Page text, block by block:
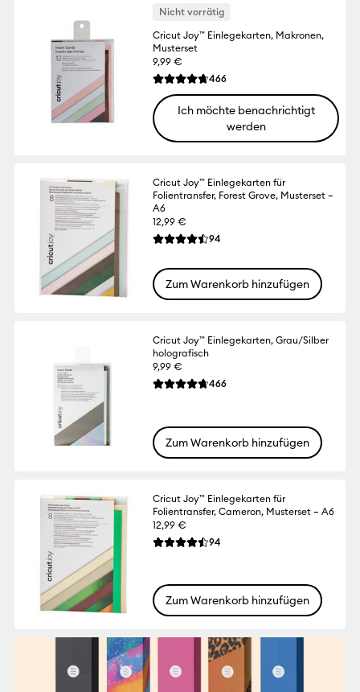
Nicht vorrätig
Cricut Joy™ Einlegekarten, Makronen,
Musterset
9,99 €
Die durchschnittliche Bewertung für
466Reviews
Ich möchte benachrichtigt
werden
Cricut Joy™ Einlegekarten für
Folientransfer, Forest Grove, Musterset –
A6
12,99 €
Die durchschnittliche Bewertung für
94
Zum Warenkorb hinzufügen
Cricut Joy™ Einlegekarten, Grau/Silber
holografisch
9,99 €
Die durchschnittliche Bewertung für
466Reviews
Zum Warenkorb hinzufügen
Cricut Joy™ Einlegekarten für
Folientransfer, Cameron, Musterset – A6
12,99 €
Die durchschnittliche Bewertung für
94
Zum Warenkorb hinzufügen